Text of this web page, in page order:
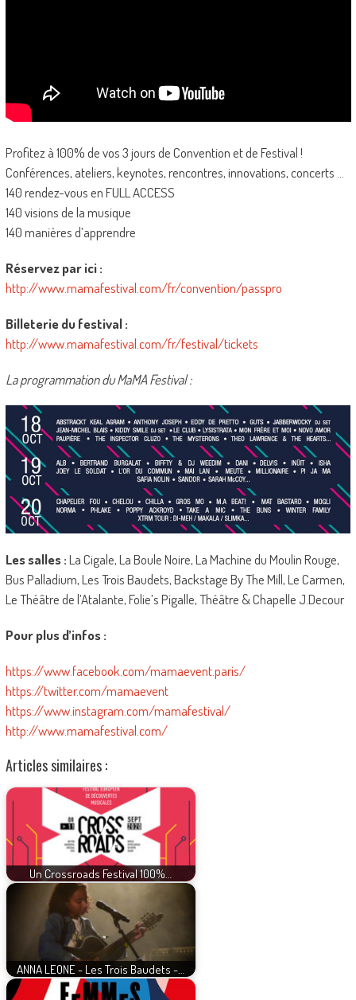
Profitez à 100% de vos 3 jours de Convention et de Festival !
Conférences, ateliers, keynotes, rencontres, innovations, concerts …
140 rendez-vous en FULL ACCESS
140 visions de la musique
140 manières d’apprendre
Réservez par ici :
http://www.mamafestival.com/fr/convention/passpro
Billeterie du festival :
http://www.mamafestival.com/fr/festival/tickets
La programmation du MaMA Festival :
Les salles :La Cigale, La Boule Noire, La Machine du Moulin Rouge,
Bus Palladium, Les Trois Baudets, Backstage By The Mill, Le Carmen,
Le Théâtre de l’Atalante, Folie’s Pigalle, Théâtre & Chapelle J.Decour
Pour plus d’infos :
https://www.facebook.com/mamaevent.paris/
https://twitter.com/mamaevent
https://www.instagram.com/mamafestival/
http://www.mamafestival.com/
Articles similaires :
Un Crossroads Festival 100%…
ANNA LEONE - Les Trois Baudets -…